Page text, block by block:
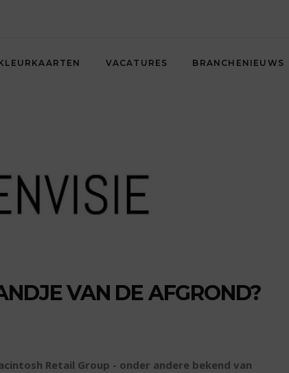
VACATURES BRANCHENIEUWS
VAN DE AFGROND?
Retail Group - onder andere bekend van